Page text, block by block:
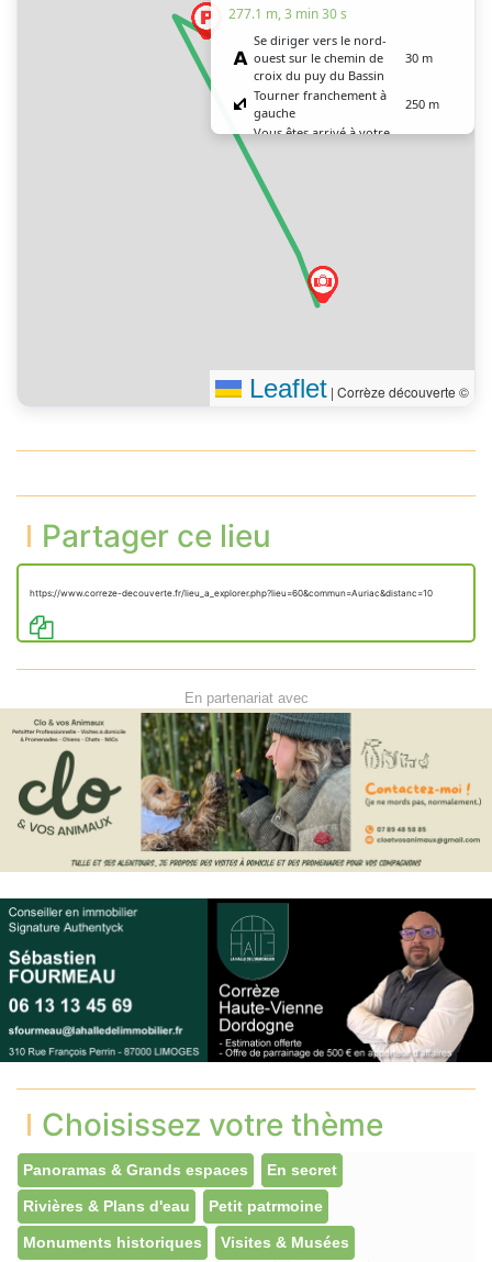
277.1 m, 3 min 30 s
Se diriger vers le nord-
ouest sur le chemin de
croix du puy du Bassin
30 m
Tourner franchement à
gauche
250 m
Vous êtes arrivé à votre
Leaflet | Corrèze découverte ©
Partager ce lieu
https://www.correze-decouverte.fr/lieu_a_explorer.php?lieu=60&commun=Auriac&distanc=10
En partenariat avec
Choisissez votre thème
Panoramas & Grands espaces En secret
Rivières & Plans d'eau Petit patrmoine
Monuments historiques Visites & Musées